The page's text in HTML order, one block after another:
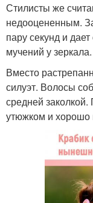
Стилисты же
недооцененным.
пару секунд и
мучений у зеркала.
Вместо
силуэт. Волосы
средней
утюжком и